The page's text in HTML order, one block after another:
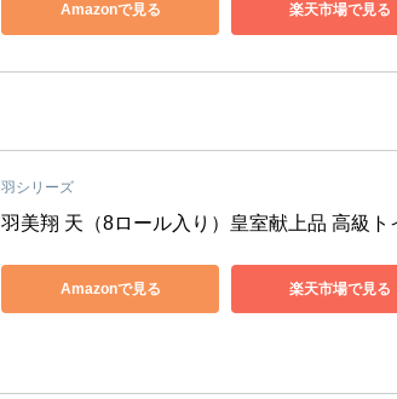
Amazonで見る 楽天市場で見る
羽シリーズ
羽美翔 天（8ロール入り）皇室献上品 高級
Amazonで見る 楽天市場で見る